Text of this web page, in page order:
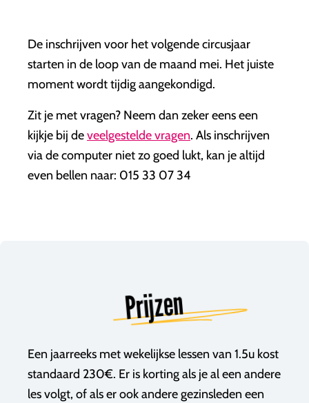
De inschrijven voor het volgende circusjaar
starten in de loop van de maand mei. Het juiste
moment wordt tijdig aangekondigd.
Zit je met vragen? Neem dan zeker eens een
kijkje bij deveelgestelde vragen. Als inschrijven
via de computer niet zo goed lukt, kan je altijd
even bellen naar: 015 33 07 34
Prijzen
Een jaarreeks met wekelijkse lessen van 1.5u kost
standaard 230€. Er is korting als je al een andere
les volgt, of als er ook andere gezinsleden een